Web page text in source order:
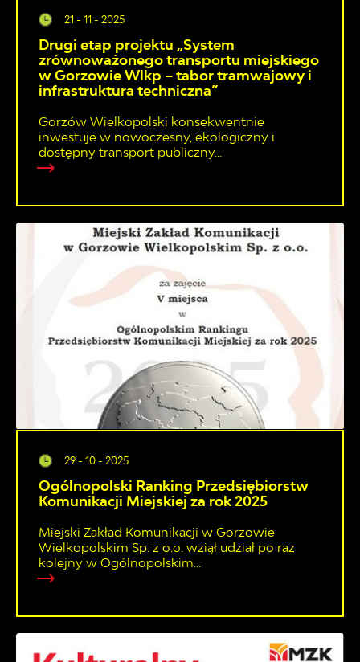
21 - 11 - 2025
Drugi etap projektu „System
zrównoważonego transportu miejskiego
w Gorzowie Wlkp – tabor tramwajowy i
infrastruktura techniczna”
Gorzów Wielkopolski konsekwentnie
inwestuje w nowoczesny, ekologiczny i
dostępny transport publiczny...
29 - 10 - 2025
Ogólnopolski Ranking Przedsiębiorstw
Komunikacji Miejskiej za rok 2025
Miejski Zakład Komunikacji w Gorzowie
Wielkopolskim Sp. z o.o. wziął udział po raz
kolejny w Ogólnopolskim...